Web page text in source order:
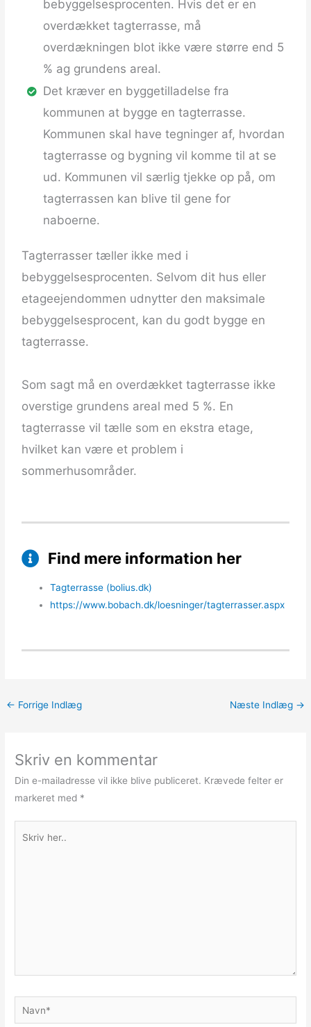
bebyggelsesprocenten. Hvis det er en
overdækket tagterrasse, må
overdækningen blot ikke være større end 5
% ag grundens areal.
Det kræver en byggetilladelse fra
kommunen at bygge en tagterrasse.
Kommunen skal have tegninger af, hvordan
tagterrasse og bygning vil komme til at se
ud. Kommunen vil særlig tjekke op på, om
tagterrassen kan blive til gene for
naboerne.
Tagterrasser tæller ikke med i
bebyggelsesprocenten. Selvom dit hus eller
etageejendommen udnytter den maksimale
bebyggelsesprocent, kan du godt bygge en
tagterrasse.
Som sagt må en overdækket tagterrasse ikke
overstige grundens areal med 5 %. En
tagterrasse vil tælle som en ekstra etage,
hvilket kan være et problem i
sommerhusområder.
Find mere information her
Tagterrasse (bolius.dk)
https://www.bobach.dk/loesninger/tagterrasser.aspx
← Forrige Indlæg Næste Indlæg →
Skriv en kommentar
Din e-mailadresse vil ikke blive publiceret. Krævede felter er
markeret med *
Navn*